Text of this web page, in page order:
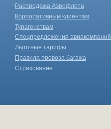
Распродажа Аэрофлота
Корпоративным клиентам
Турагенствам
Спецпредложения авиакомпаний
Льготные тарифы
Правила провоза багажа
Страхование